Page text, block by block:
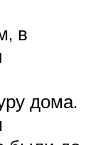
в
дома.